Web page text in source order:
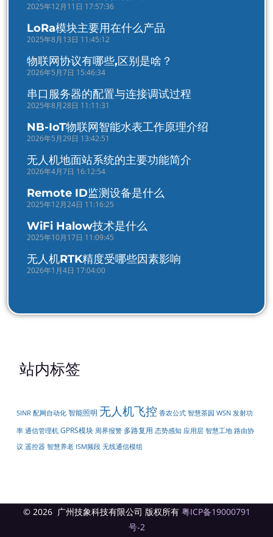
2025年12月11日 17:57:36
LoRa模块主要用在什么产品
2025年8月13日 11:45:12
物联网协议有哪些,区别是啥？
2026年5月7日 15:46:34
串口服务器的配置与连接调试过程
2025年8月28日 11:11:31
NB-IoT物联网智能水表工作原理介绍
2026年5月29日 13:42:51
无人机地面站系统的主要功能简介
2026年4月7日 16:12:54
Remote ID监测设备是什么
2025年12月24日 11:16:25
WiFi Halow技术是什么
2025年10月17日 11:09:45
无人机RTK精度受哪些因素影响
2026年1月4日 17:04:00
站内标签
SINR 配网自动化 智能照明 无人机飞控 香农公式 智慧茶园 WSN 发射功
率 通信管理机 GPRS模块 周界报警 多路复用 态势感知 应用层 智慧工地 路由协
议 遥控器 智慧养老 ISM频段 无线通信模组
© 2026 广州技象科技有限公司 版权所有 粤ICP备19000791
号-2